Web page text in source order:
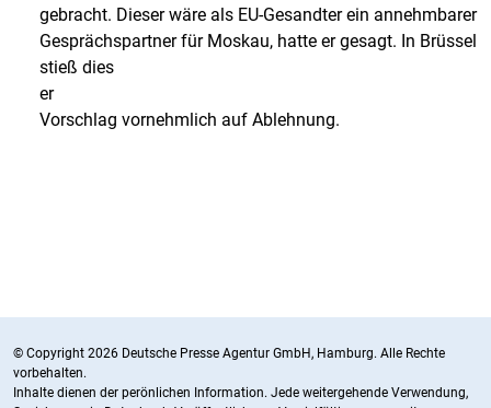
gebracht. Dieser wäre als EU-Gesandter ein annehmbarer
Gesprächspartner für Moskau, hatte er gesagt. In Brüssel
stieß dies
er
Vorschlag vornehmlich auf Ablehnung.
© Copyright 2026 Deutsche Presse Agentur GmbH, Hamburg. Alle Rechte
vorbehalten.
Inhalte dienen der perönlichen Information. Jede weitergehende Verwendung,